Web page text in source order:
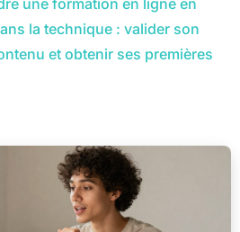
une formation en ligne en
la technique : valider son
et obtenir ses premières